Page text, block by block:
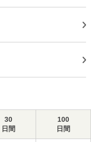
30
日間
100
日間